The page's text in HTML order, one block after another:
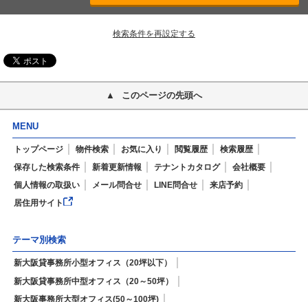
検索条件を再設定する
このページの先頭へ
MENU
トップページ 物件検索 お気に入り 閲覧履歴
検索履歴
保存した検索条件
新着更新情報 テナントカタログ
会社概要
個人情報の取扱い
メール問合せ LINE問合せ
来店予約
居住用サイト
テーマ別検索
新大阪貸事務所小型オフィス（20坪以下）
新大阪貸事務所中型オフィス（20～50坪）
新大阪事務所大型オフィス(50～100坪)